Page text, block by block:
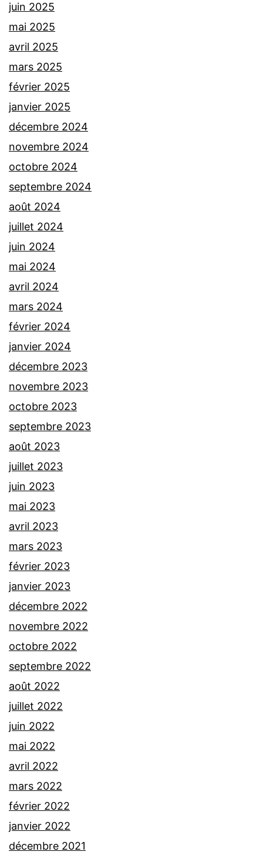
juin 2025
mai 2025
avril 2025
mars 2025
février 2025
janvier 2025
décembre 2024
novembre 2024
octobre 2024
septembre 2024
août 2024
juillet 2024
juin 2024
mai 2024
avril 2024
mars 2024
février 2024
janvier 2024
décembre 2023
novembre 2023
octobre 2023
septembre 2023
août 2023
juillet 2023
juin 2023
mai 2023
avril 2023
mars 2023
février 2023
janvier 2023
décembre 2022
novembre 2022
octobre 2022
septembre 2022
août 2022
juillet 2022
juin 2022
mai 2022
avril 2022
mars 2022
février 2022
janvier 2022
décembre 2021